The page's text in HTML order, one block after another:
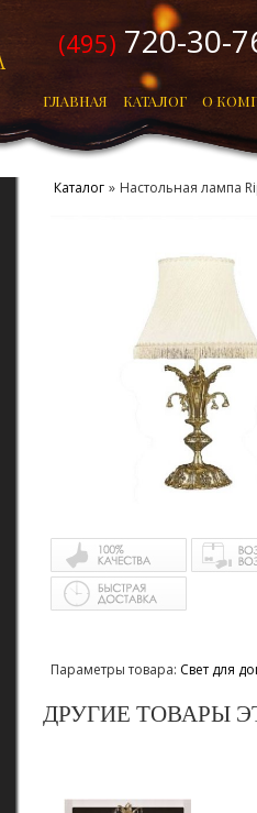
ГЛАВНАЯ КАТАЛОГ О
(495) 720-30-
Каталог » Настольная лампа
Параметры товара: Свет для
ДРУГИЕ ТОВАРЫ